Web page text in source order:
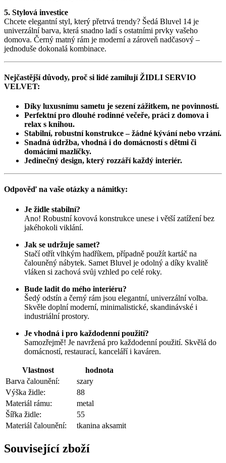
5. Stylová investice
Chcete elegantní styl, který přetrvá trendy? Šedá Bluvel 14 je
univerzální barva, která snadno ladí s ostatními prvky vašeho
domova. Černý matný rám je moderní a zároveň nadčasový –
jednoduše dokonalá kombinace.
Nejčastější důvody, proč si lidé zamilují ŽIDLI SERVIO
VELVET:
Díky luxusnímu sametu je sezení zážitkem, ne povinností.
Perfektní pro dlouhé rodinné večeře, práci z domova i
relax s knihou.
Stabilní, robustní konstrukce – žádné kývání nebo vrzání.
Snadná údržba, vhodná i do domácností s dětmi či
domácími mazlíčky.
Jedinečný design, který rozzáří každý interiér.
Odpověď na vaše otázky a námitky:
Je židle stabilní?
Ano! Robustní kovová konstrukce unese i větší zatížení bez
jakéhokoli viklání.
Jak se udržuje samet?
Stačí otřít vlhkým hadříkem, případně použít kartáč na
čalouněný nábytek. Samet Bluvel je odolný a díky kvalitě
vláken si zachová svůj vzhled po celé roky.
Bude ladit do mého interiéru?
Šedý odstín a černý rám jsou elegantní, univerzální volba.
Skvěle doplní moderní, minimalistické, skandinávské i
industriální prostory.
Je vhodná i pro každodenní použití?
Samozřejmě! Je navržená pro každodenní použití. Skvělá do
domácností, restaurací, kanceláří i kaváren.
Vlastnost
hodnota
Barva čalounění:
szary
Výška židle:
88
Materiál rámu:
metal
Šířka židle:
55
Materiál čalounění:
tkanina aksamit
Související zboží